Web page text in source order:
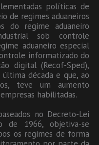
políticas de
de regimes aduaneiros
do regime aduaneiro
sob controle
aduaneiro especial
informatizado do
digital (Recof-Sped),
década e que, ao
teve um aumento
habilitadas.
no Decreto-Lei
1966, objetiva-se
os regimes de forma